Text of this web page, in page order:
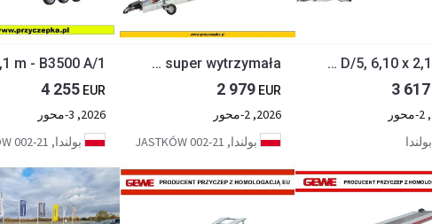
Gewe L3500 D/5, 6,10 x 2,10 m
3 617
بولندا
Gewe Laweta L3500 D/1 - 4x2,1 m - super wytrzymała
2 979EUR
2026, 2-محور
بولندا, 21-002 JASTKÓW
4 255 EUR
2026, 3-محور
بولندا, 21-002 JASTKÓW